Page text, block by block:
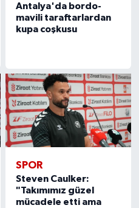
Antalya'da bordo-
mavili taraftarlardan
kupa coşkusu
SPOR
Steven Caulker:
"Takımımız güzel
mücadele etti ama